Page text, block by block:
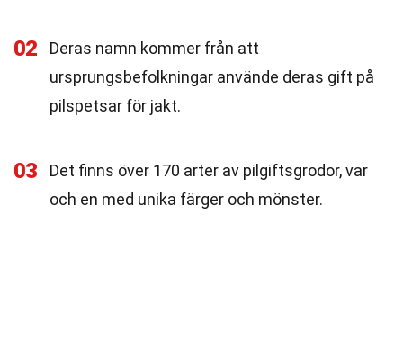
02
Deras namn kommer från att
ursprungsbefolkningar använde deras gift på
pilspetsar för jakt.
03
Det finns över 170 arter av pilgiftsgrodor, var
och en med unika färger och mönster.